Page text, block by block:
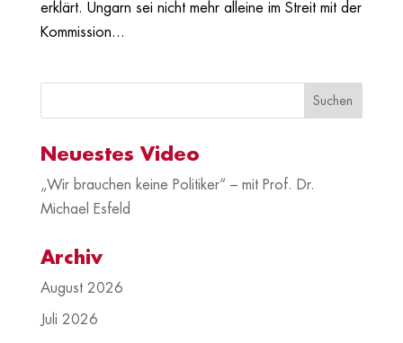
erklärt. Ungarn sei nicht mehr alleine im Streit mit der
Kommission...
Neuestes Video
„Wir brauchen keine Politiker“ – mit Prof. Dr.
Michael Esfeld
Archiv
August 2026
Juli 2026